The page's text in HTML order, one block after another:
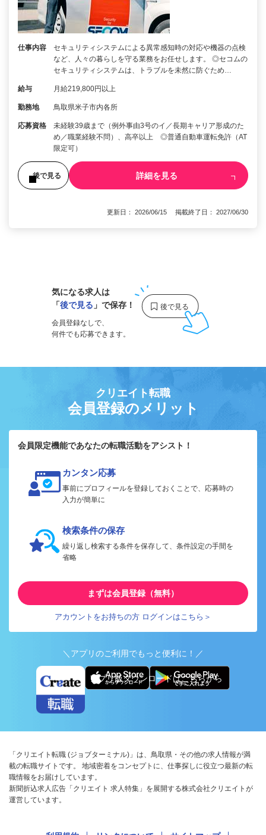
仕事内容
セキュリティシステムによる異常感知時の対応や機器の点検
など、人々の暮らしを守る業務をお任せします。 ◎セコムの
セキュリティシステムは、トラブルを未然に防ぐため…
給与 月給219,800円以上
勤務地 鳥取県米子市内各所
応募資格
未経験39歳まで（例外事由3号のイ／長期キャリア形成のた
め／職業経験不問）、高卒以上 ◎普通自動車運転免許（AT
限定可）
後で見る 詳細を見る
更新日： 2026/06/15 掲載終了日： 2027/06/30
気になる求人は
「後で見る 」で保存！
会員登録なしで、
何件でも応募できます。
クリエイト転職
会員登録のメリット
会員限定機能であなたの転職活動をアシスト！
カンタン応募
事前にプロフィールを登録しておくことで、応募時の
入力が簡単に
検索条件の保存
繰り返し検索する条件を保存して、条件設定の手間を
省略
まずは会員登録（無料）
アカウントをお持ちの方 ログインはこちら＞
＼アプリのご利用でもっと便利に！／
アプリ版ダウンロードはこちらから
「クリエイト転職 (ジョブターミナル)」は、鳥取県・その他の求人情報が満
載の転職サイトです。 地域密着をコンセプトに、仕事探しに役立つ最新の転
職情報をお届けしています。
新聞折込求人広告「クリエイト 求人特集」を展開する株式会社クリエイトが
運営しています。